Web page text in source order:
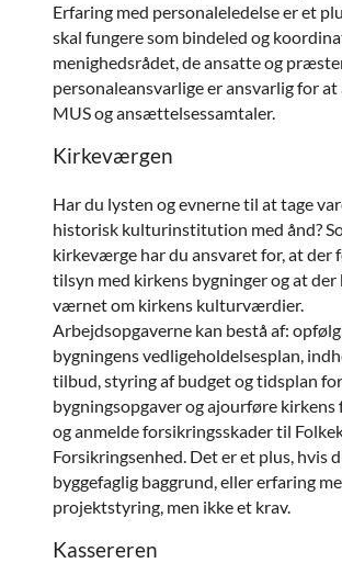
Erfaring med personaleledelse er et
skal fungere som bindeled og
menighedsrådet, de ansatte og
personaleansvarlige er ansvarlig for
MUS og ansættelsessamtaler.
Kirkeværgen
Har du lysten og evnerne til at tage
historisk kulturinstitution med ånd?
kirkeværge har du ansvaret for, at der
tilsyn med kirkens bygninger og at der
værnet om kirkens kulturværdier.
Arbejdsopgaverne kan bestå af:
bygningens vedligeholdelsesplan,
tilbud, styring af budget og tidsplan for
bygningsopgaver og ajourføre
og anmelde forsikringsskader til
Forsikringsenhed. Det er et plus, hvis
byggefaglig baggrund, eller erfaring
projektstyring, men ikke et krav.
Kassereren